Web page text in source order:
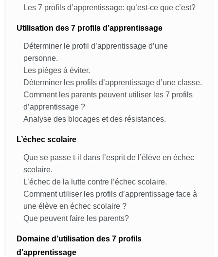
Les 7 profils d’apprentissage: qu’est-ce que c’est?
Utilisation des 7 profils d’apprentissage
Déterminer le profil d’apprentissage d’une
personne.
Les pièges à éviter.
Déterminer les profils d’apprentissage d’une classe.
Comment les parents peuvent utiliser les 7 profils
d’apprentissage ?
Analyse des blocages et des résistances.
L’échec scolaire
Que se passe t-il dans l’esprit de l’élève en échec
scolaire.
L’échec de la lutte contre l’échec scolaire.
Comment utiliser les profils d’apprentissage face à
une élève en échec scolaire ?
Que peuvent faire les parents?
Domaine d’utilisation des 7 profils
d’apprentissage